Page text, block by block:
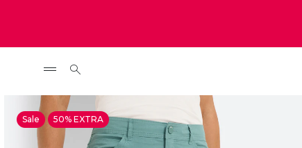
Sale 50% EXTRA